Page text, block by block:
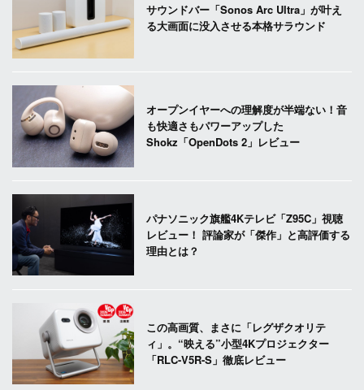
サウンドバー「Sonos Arc Ultra」が叶え
る大画面に没入させる本格サラウンド
オープンイヤーへの理解度が半端ない！音
も快適さもパワーアップした
Shokz「OpenDots 2」レビュー
パナソニック旗艦4Kテレビ「Z95C」視聴
レビュー！ 評論家が「傑作」と高評価する
理由とは？
この高画質、まさに「レグザクオリテ
ィ」。“映える”小型4Kプロジェクター
「RLC-V5R-S」徹底レビュー